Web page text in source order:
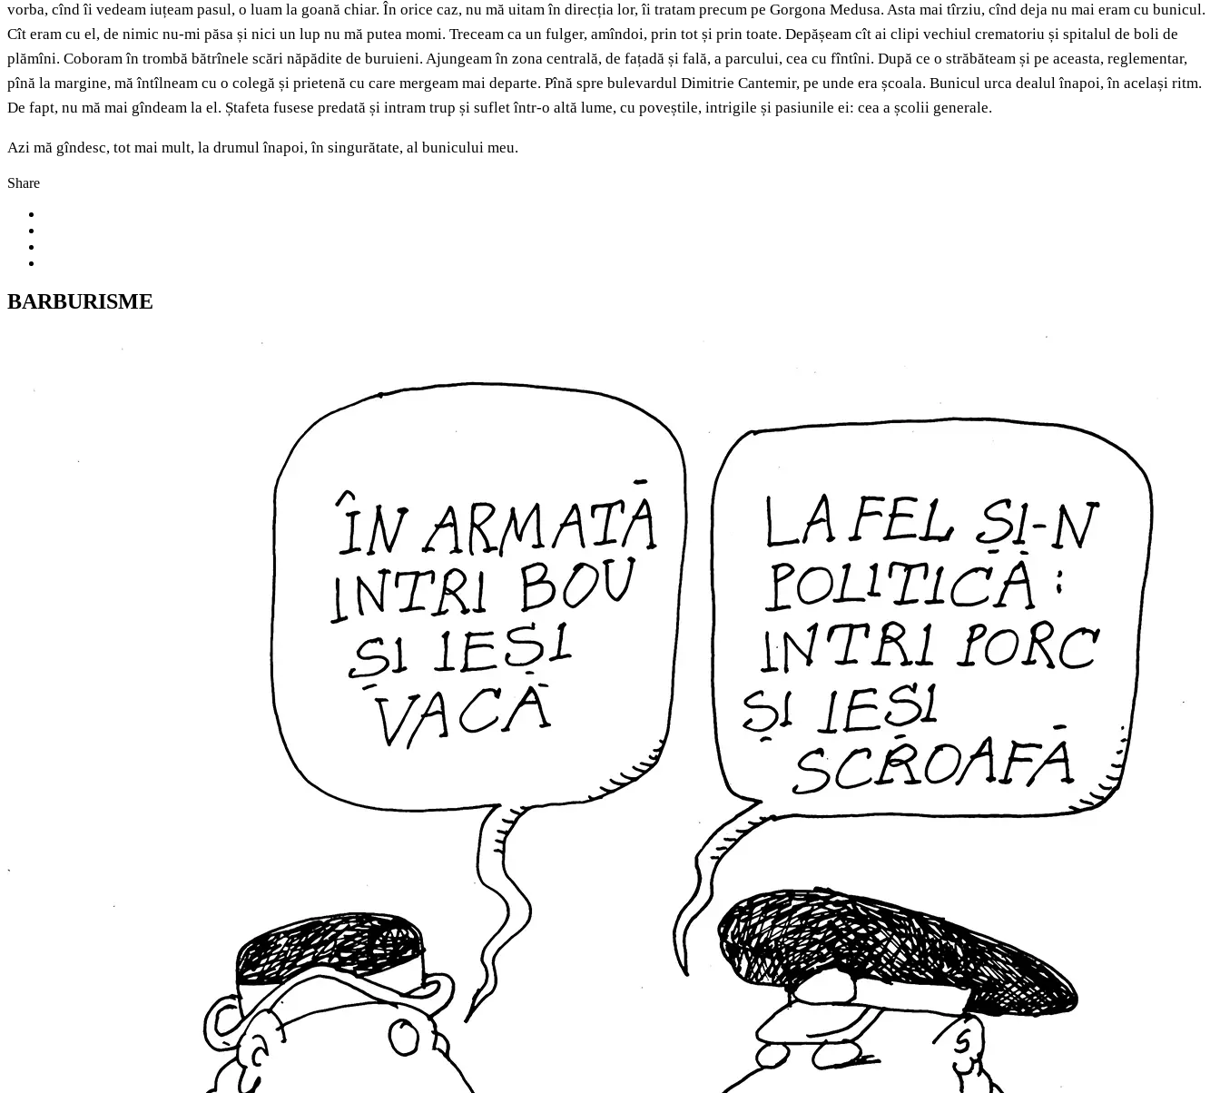
vorba, cînd îi vedeam iuțeam pasul, o luam la goană chiar. În orice caz, nu mă uitam în direcția lor, îi tratam precum pe Gorgona Medusa. Asta mai tîrziu, cînd deja nu mai eram cu bunicul.
Cît eram cu el, de nimic nu-mi păsa și nici un lup nu mă putea momi. Treceam ca un fulger, amîndoi, prin tot și prin toate. Depășeam cît ai clipi vechiul crematoriu și spitalul de boli de
plămîni. Coboram în trombă bătrînele scări năpădite de buruieni. Ajungeam în zona centrală, de fațadă și fală, a parcului, cea cu fîntîni. După ce o străbăteam și pe aceasta, reglementar,
pînă la margine, mă întîlneam cu o colegă și prietenă cu care mergeam mai departe. Pînă spre bulevardul Dimitrie Cantemir, pe unde era școala. Bunicul urca dealul înapoi, în același ritm.
De fapt, nu mă mai gîndeam la el. Ștafeta fusese predată și intram trup și suflet într-o altă lume, cu poveștile, intrigile și pasiunile ei: cea a școlii generale.
Azi mă gîndesc, tot mai mult, la drumul înapoi, în singurătate, al bunicului meu.
Share
BARBURISME